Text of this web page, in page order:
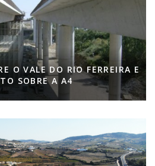
O VALE DO RIO FERREIRA E
SOBRE A A4